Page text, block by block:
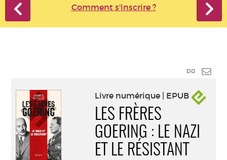
Comment s'inscrire ?
Lien
Livre numérique | EPUB
LES FRÈRES
GOERING : LE NAZI
ET LE RÉSISTANT